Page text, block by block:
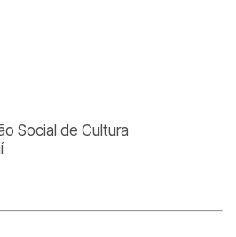
Social de Cultura